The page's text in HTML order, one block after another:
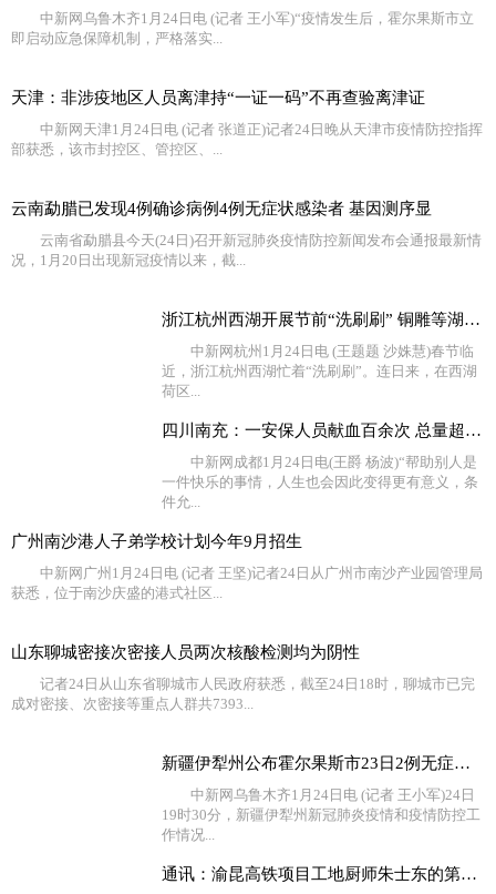
中新网乌鲁木齐1月24日电 (记者 王小军)“疫情发生后，霍尔果斯市立
即启动应急保障机制，严格落实...
天津：非涉疫地区人员离津持“一证一码”不再查验离津证
中新网天津1月24日电 (记者 张道正)记者24日晚从天津市疫情防控指挥
部获悉，该市封控区、管控区、...
云南勐腊已发现4例确诊病例4例无症状感染者 基因测序显
云南省勐腊县今天(24日)召开新冠肺炎疫情防控新闻发布会通报最新情
况，1月20日出现新冠疫情以来，截...
浙江杭州西湖开展节前“洗刷刷” 铜雕等湖面设施换新颜
中新网杭州1月24日电 (王题题 沙姝慧)春节临
近，浙江杭州西湖忙着“洗刷刷”。连日来，在西湖
荷区...
四川南充：一安保人员献血百余次 总量超过40000毫升
中新网成都1月24日电(王爵 杨波)“帮助别人是
一件快乐的事情，人生也会因此变得更有意义，条
件允...
广州南沙港人子弟学校计划今年9月招生
中新网广州1月24日电 (记者 王坚)记者24日从广州市南沙产业园管理局
获悉，位于南沙庆盛的港式社区...
山东聊城密接次密接人员两次核酸检测均为阴性
记者24日从山东省聊城市人民政府获悉，截至24日18时，聊城市已完
成对密接、次密接等重点人群共7393...
新疆伊犁州公布霍尔果斯市23日2例无症状感染者流调情况
中新网乌鲁木齐1月24日电 (记者 王小军)24日
19时30分，新疆伊犁州新冠肺炎疫情和疫情防控工
作情况...
通讯：渝昆高铁项目工地厨师朱士东的第10个“家”